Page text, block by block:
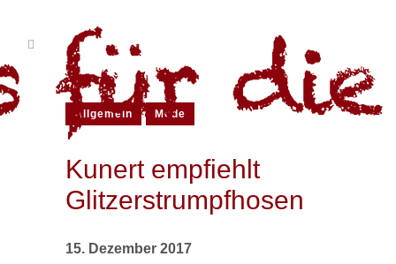
Allgemein Mode
Kunert empfiehlt
Glitzerstrumpfhosen
15. Dezember 2017